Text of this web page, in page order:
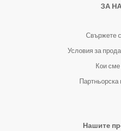
ЗА
Свържете
Условия за
Кои
Партньорска
Нашите